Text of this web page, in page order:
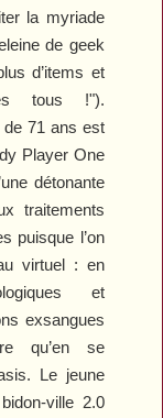
la myriade
de geek
d’items et
tous !").
de 71 ans est
Player One
détonante
traitements
puisque l’on
virtuel : en
et
exsangues
qu’en se
Le jeune
ville 2.0